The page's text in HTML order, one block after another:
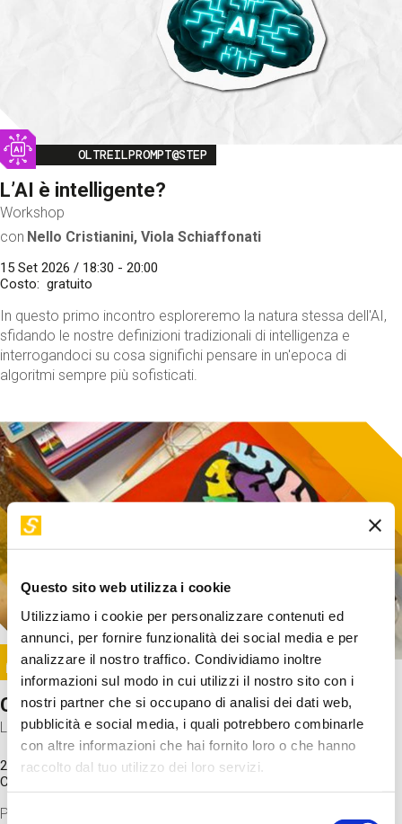
Questo sito web utilizza i cookie
Utilizziamo i cookie per personalizzare contenuti ed
annunci, per fornire funzionalità dei social media e per
analizzare il nostro traffico. Condividiamo inoltre
informazioni sul modo in cui utilizzi il nostro sito con i
nostri partner che si occupano di analisi dei dati web,
pubblicità e social media, i quali potrebbero combinarle
con altre informazioni che hai fornito loro o che hanno
raccolto dal tuo utilizzo dei loro servizi.
Selezione
Image
OLTREILPROMPT@STEP
L’AI è intelligente?
Workshop
con Nello Cristianini, Viola Schiaffonati
15 Set 2026 / 18:30 - 20:00
Costo
gratuito
In questo primo incontro esploreremo la natura stessa dell'AI,
sfidando le nostre definizioni tradizionali di intelligenza e
interrogandoci su cosa significhi pensare in un'epoca di
algoritmi sempre più sofisticati.
Image
SUNDAY@STEP
Come funziona il cervello?
Laboratorio
20 Set 2026 / 11:15 - 13:00
Costo
Proveremo a costruire un cervello in cartoncino cercando di